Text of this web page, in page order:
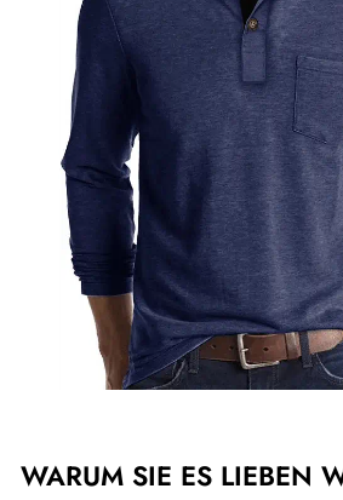
WARUM SIE ES LIEBEN